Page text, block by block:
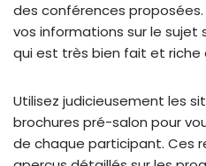
des conférences
vos informations sur le sujet
qui est très bien fait et riche
Utilisez judicieusement les
brochures pré-salon pour
de chaque participant. Ces